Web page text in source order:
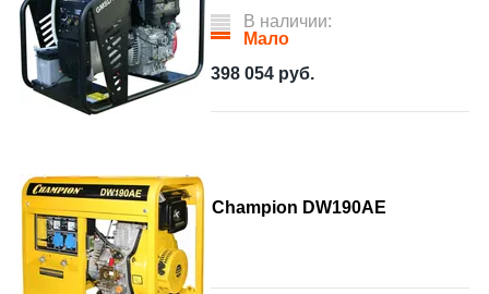
В наличии:
Мало
398 054 руб.
Champion DW190AE